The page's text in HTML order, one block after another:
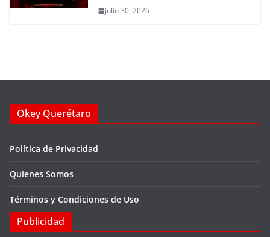
julio 30, 2026
Okey Querétaro
Política de Privacidad
Quienes Somos
Términos y Condiciones de Uso
Publicidad